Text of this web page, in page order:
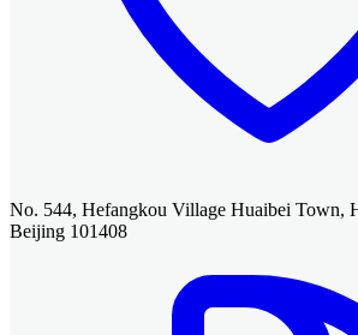
No. 544, Hefangkou Village Huaibei Town,
Beijing 101408